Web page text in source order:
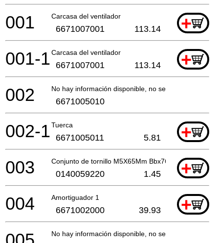
Carcasa del ventilador +
001 6671007001 113.14
Carcasa del ventilador +
001-1 6671007001 113.14
No hay información disponible, no se puede pedir
002 6671005010
Tuerca +
002-1 6671005011 5.81
Conjunto de tornillo M5X65Mm Bbx7600 +
003 0140059220 1.45
Amortiguador 1 +
004 6671002000 39.93
No hay información disponible, no se puede pedir